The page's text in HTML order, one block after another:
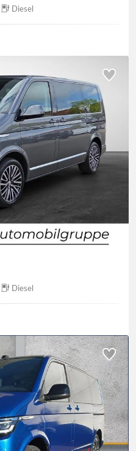
Diesel
Diesel